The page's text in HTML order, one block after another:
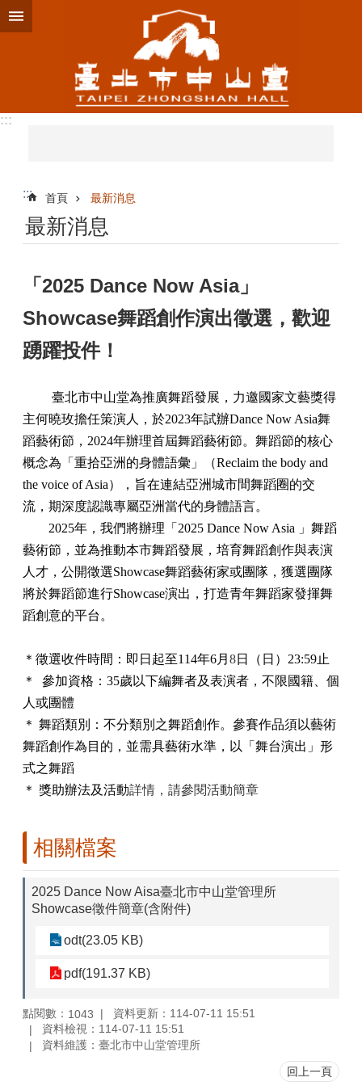
跳到主要內容區塊
:::
::: 首頁 最新消息
最新消息
「2025 Dance Now Asia」
Showcase舞蹈創作演出徵選，歡迎
踴躍投件！
臺北市中山堂為推廣舞蹈發展，力邀國家文藝獎得
主何曉玫擔任策演人，於2023年試辦Dance Now Asia舞
蹈藝術節， 2024年辦理首屆舞蹈藝術節。舞蹈節的核心
概念為「重拾亞洲的身體語彙」（Reclaim the body and
the voice of Asia），旨在連結亞洲城市間舞蹈圈的交
流，期深度認識專屬亞洲當代的身體語言。
2025年，我們將辦理「 2025 Dance Now Asia 」舞蹈
藝術節，並為推動本市舞蹈發展，培育舞蹈創作與表演
人才，公開徵選Showcase舞蹈藝術家或團隊，獲選團隊
將於舞蹈節進行Showcase演出，打造青年舞蹈家發揮舞
蹈創意的平台。
＊徵選收件時間：即日起至114年6月 8日（日） 23:59止
＊
參加資格： 35歲以下編舞者及表演者，不限國籍、個
人或團體
＊ 舞蹈類別：不分類別之舞蹈創作。參賽作品須以藝術
舞蹈創作為目的，並需具藝術水準，以「舞台演出」形
式之舞蹈
＊ 獎助辦法及活動詳情，請參閱活動簡章
相關檔案
2025 Dance Now Aisa臺北市中山堂管理所
Showcase徵件簡章(含附件)
odt(23.05 KB)
pdf(191.37 KB)
點閱數： 1043
資料更新：114-07-11 15:51
資料檢視：114-07-11 15:51
資料維護：臺北市中山堂管理所
回上一頁